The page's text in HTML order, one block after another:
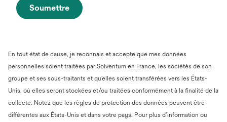
Soumettre
En tout état de cause, je reconnais et accepte que mes données
personnelles soient traitées par Solventum en France, les sociétés de son
groupe et ses sous-traitants et qu'elles soient transférées vers les États-
Unis, où elles seront stockées et/ou traitées conformément à la finalité de la
collecte. Notez que les règles de protection des données peuvent être
différentes aux États-Unis et dans votre pays. Pour plus d’information ou